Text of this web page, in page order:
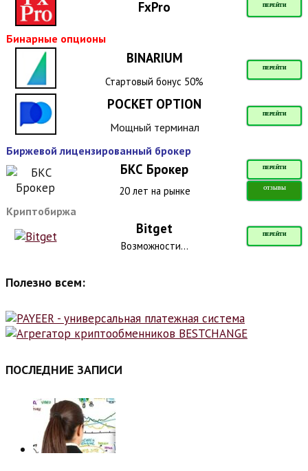
FxPro ПЕРЕЙТИ
Бинарные опционы
BINARIUM
ПЕРЕЙТИ
Стартовый бонус 50%
POCKET OPTION
ПЕРЕЙТИ
Мощный терминал
Биржевой лицензированный брокер
БКС Брокер ПЕРЕЙТИ
20 лет на рынке ОТЗЫВЫ
Криптобиржа
Bitget ПЕРЕЙТИ
Возможности...
Полезно всем:
ПОСЛЕДНИЕ ЗАПИСИ